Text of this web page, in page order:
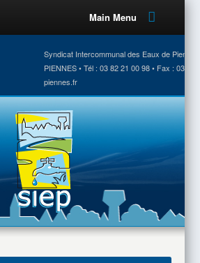
Main Menu
Syndicat Intercommunal des Eaux de
PIENNES • Tél : 03 82 21 00 98 • Fax : 03
piennes.fr